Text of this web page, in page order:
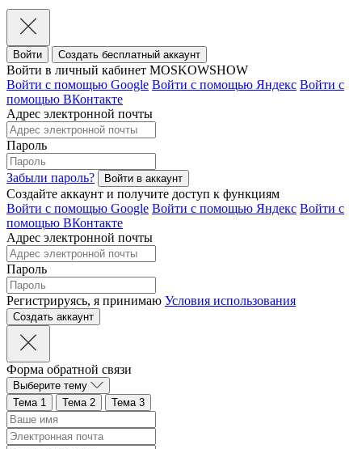
Войти Создать бесплатный аккаунт
Войти в личный кабинет MOSKOWSHOW
Войти с помощью Google Войти с помощью Яндекс Войти с
помощью ВКонтакте
Адрес электронной почты
Пароль
Забыли пароль?
Создайте аккаунт и получите доступ к функциям
Войти с помощью Google Войти с помощью Яндекс Войти с
помощью ВКонтакте
Адрес электронной почты
Пароль
Регистрируясь, я принимаю Условия использования
Форма обратной связи
Выберите тему
Тема 1
Тема 2 Тема 3